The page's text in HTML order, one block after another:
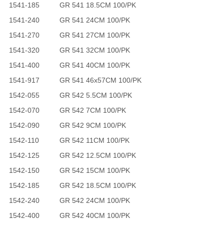
1541-185
GR 541 18.5CM 100/PK
1541-240
GR 541 24CM 100/PK
1541-270
GR 541 27CM 100/PK
1541-320
GR 541 32CM 100/PK
1541-400
GR 541 40CM 100/PK
1541-917
GR 541 46x57CM 100/PK
1542-055
GR 542 5.5CM 100/PK
1542-070
GR 542 7CM 100/PK
1542-090
GR 542 9CM 100/PK
1542-110
GR 542 11CM 100/PK
1542-125
GR 542 12.5CM 100/PK
1542-150
GR 542 15CM 100/PK
1542-185
GR 542 18.5CM 100/PK
1542-240
GR 542 24CM 100/PK
1542-400
GR 542 40CM 100/PK